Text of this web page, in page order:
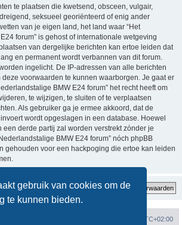
gebruik van cookies om de
te kunnen bieden.
te plaatsen die kwetsend, obsceen, vulgair,
seksueel georiënteerd of enig ander
van je eigen land, het land waar “Het
forum” is gehost of internationale wetgeving
van dergelijke berichten kan ertoe leiden dat
en permanent wordt verbannen van dit forum.
ingelicht. De IP-adressen van alle berichten
voorwaarden te kunnen waarborgen. Je gaat er
BMW E24 forum” het recht heeft om
te wijzigen, te sluiten of te verplaatsen
Als gebruiker ga je ermee akkoord, dat de
wordt opgeslagen in een database. Hoewel
een derde partij zal worden verstrekt zónder je
BMW E24 forum” nóch phpBB
gehouden voor een hackpoging die ertoe kan leiden
UTC+02:00